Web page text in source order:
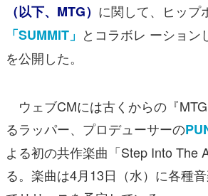
その他
電ファミニコゲーマーとは？
（以下、MTG） に関して、ヒップ
「SUMMIT」 とコラボレ ーション
を公開した。
ウェブCMには古くからの『
るラッパー、プロデューサーの
よる初の共作楽曲「Step Into The
る。楽曲は4月13日（水）に各種